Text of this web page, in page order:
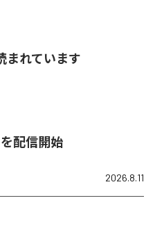
まれています
を配信開始
2026.8.11